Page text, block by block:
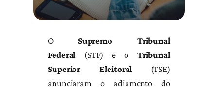
O Supremo Tribunal
Federal(STF) e o Tribunal
Superior Eleitoral(TSE)
anunciaram o adiamento do